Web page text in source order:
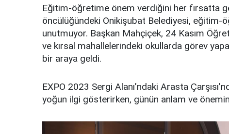
Eğitim-öğretime önem verdiğini her fırsatta
öncülüğündeki Onikişubat Belediyesi,
unutmuyor. Başkan Mahçiçek, 24 Kasım
ve kırsal mahallelerindeki okullarda görev
bir araya geldi.
EXPO 2023 Sergi Alanı’ndaki Arasta
yoğun ilgi gösterirken, günün anlam ve